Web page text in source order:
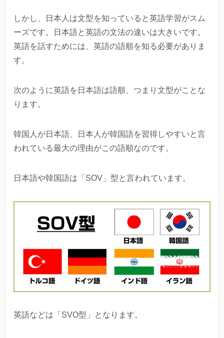
しかし、日本人は文型を知っていると英語学習がスム
ーズです。日本語と英語の文法の違いは大きいです。
英語を話すためには、英語の語順を知る必要がありま
す。
次のように英語を日本語は語順、つまり文型がことな
ります。
韓国人が日本語、日本人が韓国語を習得しやすいと言
われている最大の理由がこの語順なのです。
日本語や韓国語は「SOV」型と言われています。
英語などは「SVO型」となります。